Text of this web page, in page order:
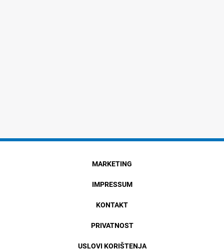
MARKETING
IMPRESSUM
KONTAKT
PRIVATNOST
USLOVI KORIŠTENJA